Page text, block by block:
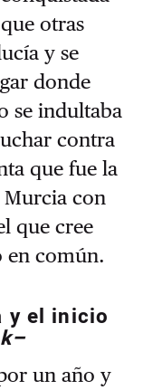
otras
y se
donde
se indultaba
contra
que fue la
con
que cree
en común.
y el inicio
un año y